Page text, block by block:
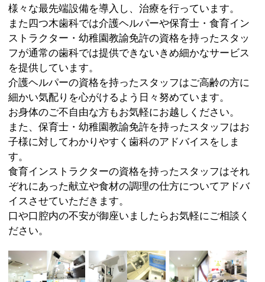
ぞれにあった献立や食材の調理の仕方についてアドバ
イスさせていただきます。
口や口腔内の不安が御座いましたらお気軽にご相談く
ださい。
科目 : ●歯科●小児歯科●矯正歯科●歯科口腔外科
TEL 03-5698-2270
休診日 : 日曜・祝日
最寄駅 : 四ツ木駅
WEB http://www.ko-shinkai.jp/